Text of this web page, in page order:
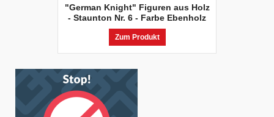
"German Knight" Figuren aus Holz
- Staunton Nr. 6 - Farbe Ebenholz
Zum Produkt